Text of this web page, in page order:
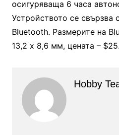
осигуряваща 6 часа
Устройството се свързва
Bluetooth. Размерите на
13,2 х 8,6 мм, цената – $25.
Hobby